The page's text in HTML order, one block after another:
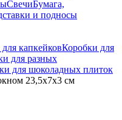
СвечиБумага,
и подносы
капкейковКоробки для
для разных
для шоколадных плиток
23,5х7х3 см